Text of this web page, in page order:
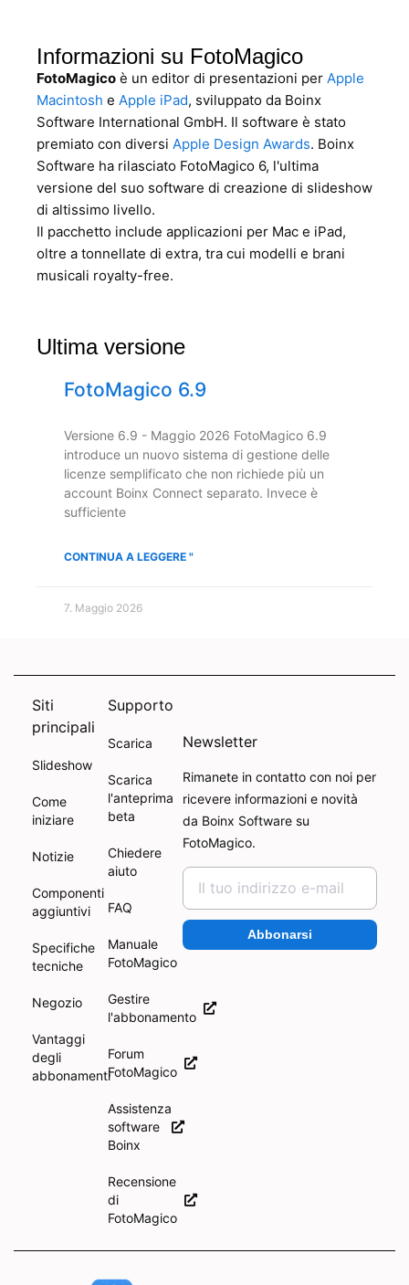
Informazioni su FotoMagico
FotoMagico è un editor di presentazioni per Apple
Macintosh e Apple iPad, sviluppato da Boinx
Software International GmbH. Il software è stato
premiato con diversi Apple Design Awards. Boinx
Software ha rilasciato FotoMagico 6, l'ultima
versione del suo software di creazione di slideshow
di altissimo livello.
Il pacchetto include applicazioni per Mac e iPad,
oltre a tonnellate di extra, tra cui modelli e brani
musicali royalty-free.
Ultima versione
FotoMagico 6.9
Versione 6.9 - Maggio 2026 FotoMagico 6.9
introduce un nuovo sistema di gestione delle
licenze semplificato che non richiede più un
account Boinx Connect separato. Invece è
sufficiente
CONTINUA A LEGGERE "
7. Maggio 2026
Siti
principali
Slideshow
Come
iniziare
Notizie
Componenti
aggiuntivi
Specifiche
tecniche
Negozio
Vantaggi
degli
abbonamenti
Supporto
Scarica
Scarica
l'anteprima
beta
Chiedere
aiuto
FAQ
Manuale
FotoMagico
Gestire
l'abbonamento
Forum
FotoMagico
Assistenza
software
Boinx
Recensione
di
FotoMagico
Newsletter
Rimanete in contatto con noi per
ricevere informazioni e novità
da Boinx Software su
FotoMagico.
Abbonarsi